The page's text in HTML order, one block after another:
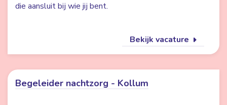
die aansluit bij wie jij bent.
Bekijk vacature
Begeleider nachtzorg - Kollum